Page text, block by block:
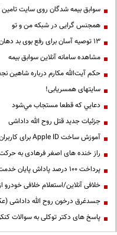
سوابق بیمه شدگان روی سایت تامین
همجنس گرایی در شبکه من و تو
13 توصیه آسان برای رفع بوی بد دهان
مشاهده سامانه آنلاين سوابق بیمه
حكم آيت‌الله مكارم درباره شاهين
سایتهای همسریابی!
دعايي كه قطعا مستجاب مي‌شود
جزئیات جدید قتل روح الله داداشی
آموزش ساخت Apple ID برای کاربران ایرانی
راز خنده های اصغر فرهادی به
پرداخت ۱۰۰ درصد پاداش پایان خدمت فرهنگیان
خلافی آنلاین/استعلام خلافی خودرو
جسدغرق درخون روح الله داداشی
پاسخ های دکتر توکلی به سوالات